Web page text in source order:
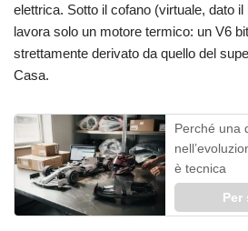
elettrica. Sotto il cofano (virtuale, dato il
lavora solo un motore termico: un V6
strettamente derivato da quello del
Casa.
Perché una
è tecnica
Per